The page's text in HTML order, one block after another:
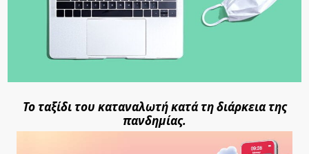
Το ταξίδι του καταναλωτή κατά τη διάρκεια της
πανδημίας.